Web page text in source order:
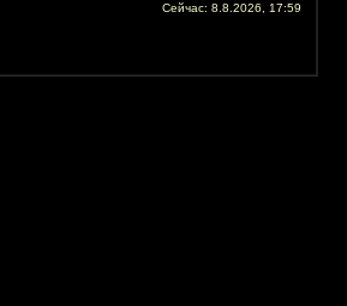
Сейчас: 8.8.2026, 17:59